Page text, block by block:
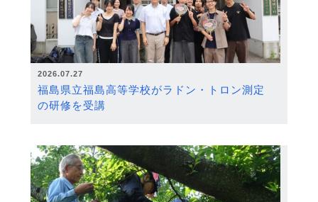
2026.07.27
福島県立福島高等学校がラドン・トロン測定
の研修を受講